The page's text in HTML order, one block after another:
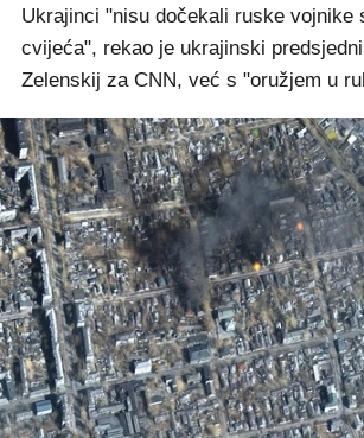
Ukrajinci "nisu dočekali ruske vojnike
cvijeća", rekao je ukrajinski
Zelenskij za CNN, već s "oružjem u